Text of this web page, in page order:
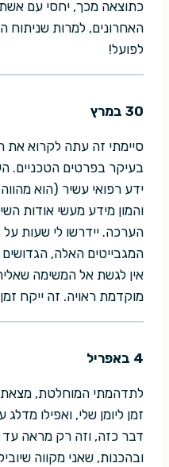
כתוצאה מכך, יחסי עם
האחרונים, למרות שניתוח
לפועל!
30 במרץ
סיימתי זה עתה לקרוא
בעיקר בפרטים הטכניים.
ידע רפואי עשיר (הוא
והמון מידע מעשי אודות
הערכה. יידרשו לי שעות
המגבייטים האלה,
אין לגשת אל המשימה
מוקדמת ראויה. זה ייקח
4 באפריל
לתדהמתי המוחלטת,
זמן ליומן שלי, ואפילו
דבר כזה, וזה רק מראה
ובהכנות, שאני מקווה